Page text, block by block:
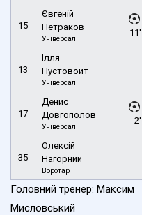
15
Євгеній
Петраков
Універсал
11'
13
Ілля
Пустовойт
Універсал
17
Денис
Довгополов
Універсал
2'
35
Олексій
Нагорний
Воротар
Головний тренер: Максим
Мисловський